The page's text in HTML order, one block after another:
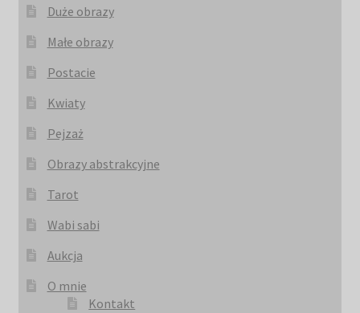
Duże obrazy
Małe obrazy
Postacie
Kwiaty
Pejzaż
Obrazy abstrakcyjne
Tarot
Wabi sabi
Aukcja
O mnie
Kontakt